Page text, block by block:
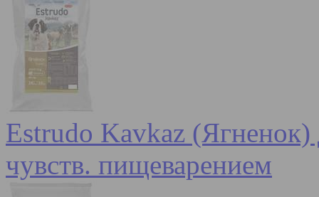
Estrudo Kavkaz (Ягненок)
чувств. пищеварением